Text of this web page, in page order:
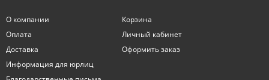
О компании
Оплата
Доставка
Информация для юрлиц
Корзина
Личный кабинет
Оформить заказ